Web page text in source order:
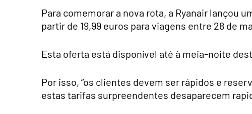
Para comemorar a nova rota, a Ryanair lançou
partir de 19,99 euros para viagens entre 28 de
Esta oferta está disponível até à meia-noite
Por isso, “os clientes devem ser rápidos e
estas tarifas surpreendentes desaparecem